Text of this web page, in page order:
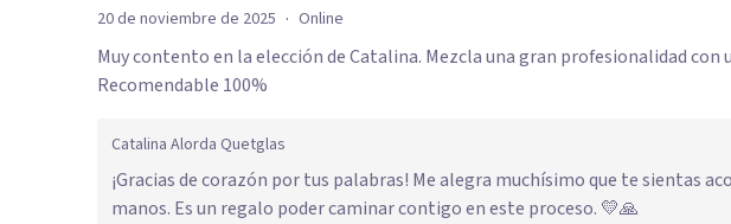
20 de noviembre de 2025 · Online
Muy contento en la elección de Catalina. Mezcla una gran profesionalidad con
Recomendable 100%
Catalina Alorda Quetglas
¡Gracias de corazón por tus palabras! Me alegra muchísimo que te sientas
manos. Es un regalo poder caminar contigo en este proceso. 💛🙏